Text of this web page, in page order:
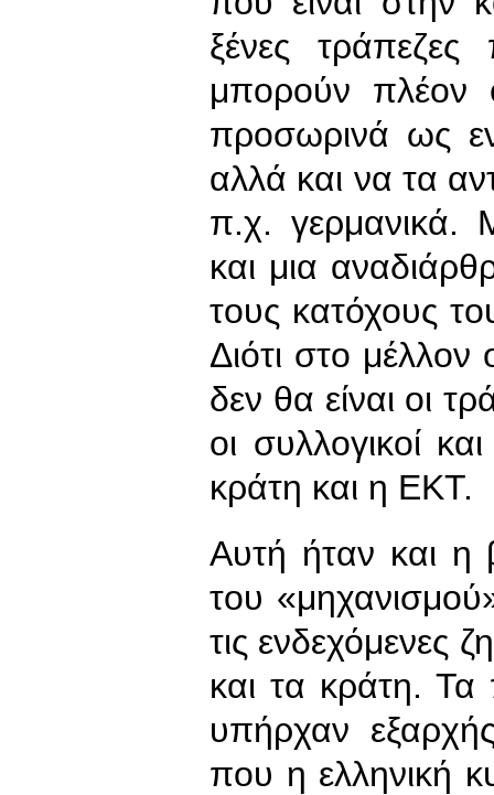
ξένες
μπορούν πλέον
προσωρινά ως
αλλά και να τα
π.χ. γερμανικά.
και μια
τους κατόχους
Διότι στο μέλλον
δεν θα είναι οι
οι συλλογικοί
κράτη και η ΕΚΤ.
Αυτή ήταν και η
του
τις ενδεχόμενες
και τα κράτη. Τα
υπήρχαν
που η ελληνική